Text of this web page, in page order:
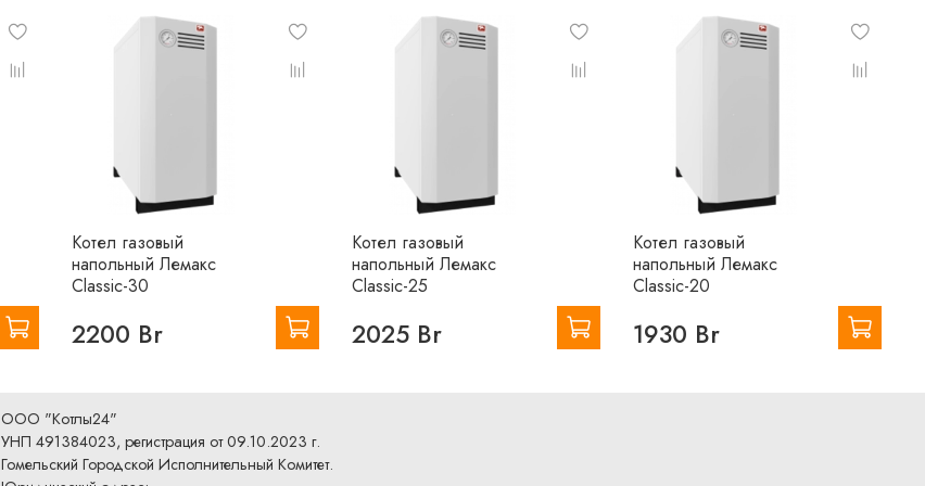
Удобство обслуживания котла за счет применения
легкосъемной верхней панели
Котел газовый
напольный Лемакс
Classic-30
2200 Br
Котел газовый
напольный Лемакс
Classic-25
2025 Br
Котел газовый
напольный Лемакс
Classic-20
1930 Br
ООО "Котлы24"
УНП 491384023, регистрация от 09.10.2023 г.
Гомельский Городской Исполнительный Комитет.